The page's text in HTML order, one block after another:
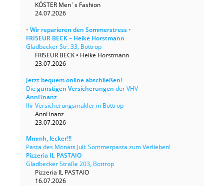
KÖSTER Men´s Fashion
24.07.2026
• Wir reparieren den Sommerstress•
FRISEUR BECK – Heike Horstmann
Gladbecker Str. 33, Bottrop
FRISEUR BECK • Heike Horstmann
23.07.2026
Jetzt bequem online abschließen!
Die günstigen Versicherungen der VHV
AnnFinanz
Ihr Versicherungsmakler in Bottrop
AnnFinanz
23.07.2026
Mmmh, lecker!!!
Pasta des Monats Juli: Sommerpasta zum Verlieben!
Pizzeria IL PASTAIO
Gladbecker Straße 203, Bottrop
Pizzeria IL PASTAIO
16.07.2026